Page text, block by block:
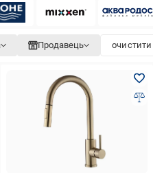
Продавець очистити